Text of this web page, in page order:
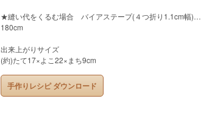
★縫い代をくるむ場合 バイアステープ(４つ折り1.1cm幅)…
180cm
出来上がりサイズ
(約)たて17×よこ22×まち9cm
手作りレシピ ダウンロード